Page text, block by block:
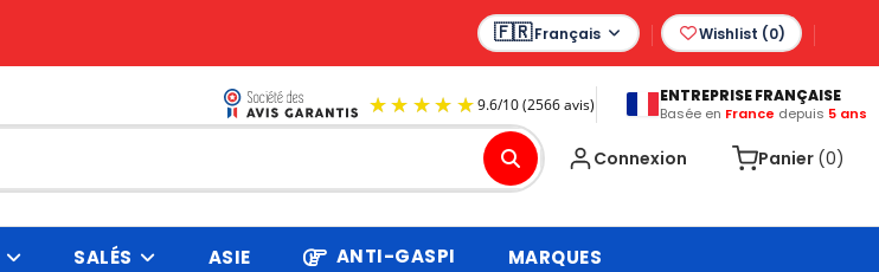
Français Wishlist (0)
9.6/10 (2566 avis)
ENTREPRISE FRANÇAISE
Basée en France depuis 5 ans
Connexion Panier (0)
SALÉS ASIE ANTI-GASPI MARQUES